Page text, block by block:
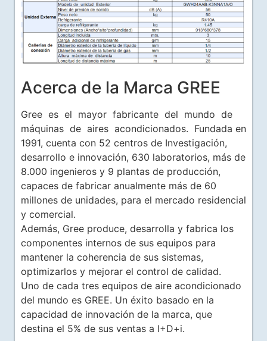
Acerca de la Marca GREE
Gree es el mayor fabricante del mundo de
máquinas de aires acondicionados. Fundada en
1991, cuenta con 52 centros de Investigación,
desarrollo e innovación, 630 laboratorios, más de
8.000 ingenieros y 9 plantas de producción,
capaces de fabricar anualmente más de 60
millones de unidades, para el mercado residencial
y comercial.
Además, Gree produce, desarrolla y fabrica los
componentes internos de sus equipos para
mantener la coherencia de sus sistemas,
optimizarlos y mejorar el control de calidad.
Uno de cada tres equipos de aire acondicionado
del mundo es GREE. Un éxito basado en la
capacidad de innovación de la marca, que
destina el 5% de sus ventas a I+D+i.